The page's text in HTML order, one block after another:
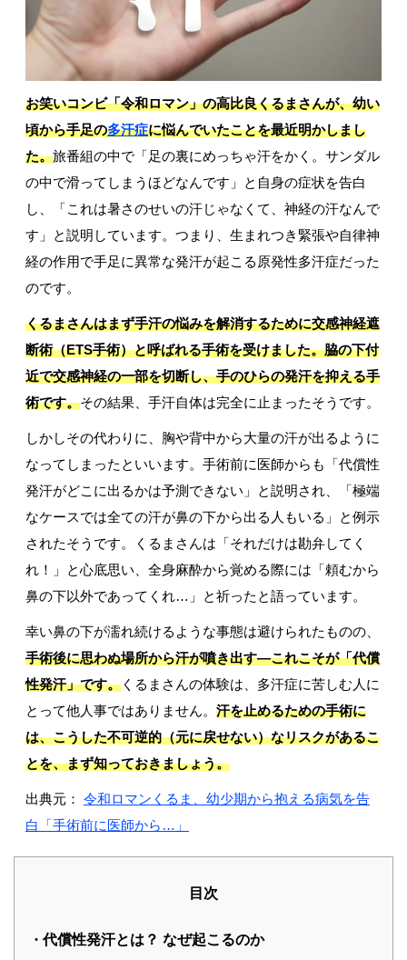
お笑いコンビ「令和ロマン」の高比良くるまさんが、幼い
頃から手足の多汗症に悩んでいたことを最近明かしまし
た。旅番組の中で「足の裏にめっちゃ汗をかく。サンダル
の中で滑ってしまうほどなんです」と自身の症状を告白
し、「これは暑さのせいの汗じゃなくて、神経の汗なんで
す」と説明しています。つまり、生まれつき緊張や自律神
経の作用で手足に異常な発汗が起こる原発性多汗症だった
のです。
くるまさんはまず手汗の悩みを解消するために交感神経遮
断術（ETS手術）と呼ばれる手術を受けました。脇の下付
近で交感神経の一部を切断し、手のひらの発汗を抑える手
術です。その結果、手汗自体は完全に止まったそうです。
しかしその代わりに、胸や背中から大量の汗が出るように
なってしまったといいます。手術前に医師からも「代償性
発汗がどこに出るかは予測できない」と説明され、「極端
なケースでは全ての汗が鼻の下から出る人もいる」と例示
されたそうです。くるまさんは「それだけは勘弁してく
れ！」と心底思い、全身麻酔から覚める際には「頼むから
鼻の下以外であってくれ…」と祈ったと語っています。
幸い鼻の下が濡れ続けるような事態は避けられたものの、
手術後に思わぬ場所から汗が噴き出す―これこそが「代償
性発汗」です。 くるまさんの体験は、多汗症に苦しむ人に
とって他人事ではありません。 汗を止めるための手術に
は、こうした不可逆的（元に戻せない）なリスクがあるこ
とを、まず知っておきましょう。
出典元： 令和ロマンくるま、幼少期から抱える病気を告
白「手術前に医師から…」
目次
代償性発汗とは？ なぜ起こるのか